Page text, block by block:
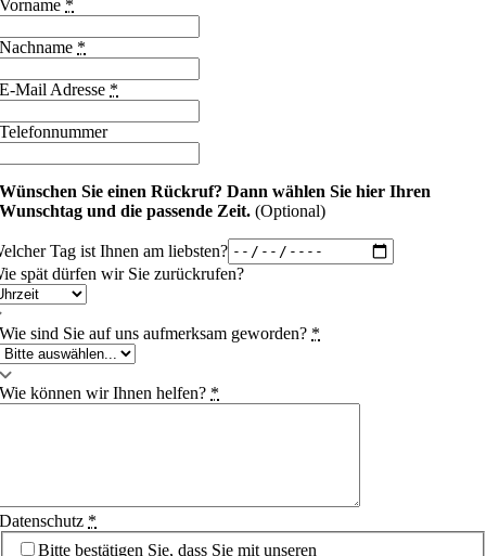
Vorname *
Nachname *
E-Mail Adresse *
Telefonnummer
Wünschen Sie einen Rückruf? Dann wählen Sie hier Ihren
Wunschtag und die passende Zeit.(Optional)
Tag ist Ihnen am liebsten?
spät dürfen wir Sie zurückrufen?
Wie sind Sie auf uns aufmerksam geworden? *
Wie können wir Ihnen helfen? *
Datenschutz *
Bitte bestätigen Sie, dass Sie mit unseren